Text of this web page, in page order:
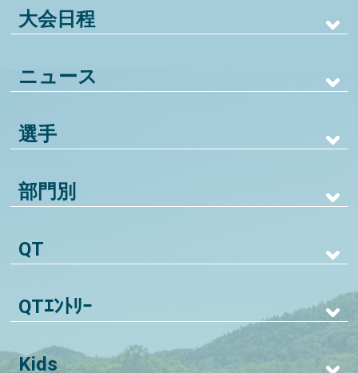
大会日程
ニュース
選手
部門別
QT
QTｴﾝﾄﾘｰ
Kids